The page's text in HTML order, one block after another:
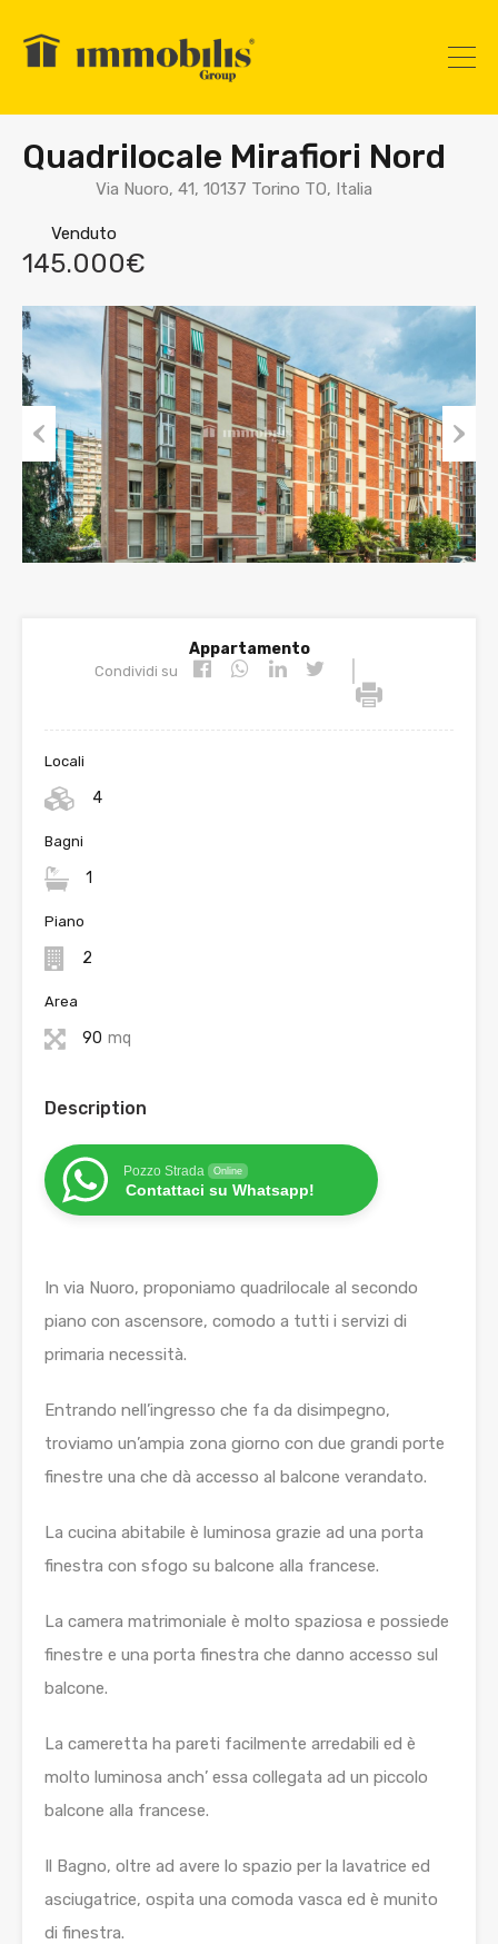
Quadrilocale Mirafiori Nord
Via Nuoro, 41, 10137 Torino TO, Italia
Venduto
145.000€
Prev
ious
Nex
t
Appartamento
Condividi su
Locali
4
Bagni
1
Piano
2
Area
90 mq
Description
Pozzo Strada Online
Contattaci su Whatsapp!
In via Nuoro, proponiamo quadrilocale al secondo
piano con ascensore, comodo a tutti i servizi di
primaria necessità.
Entrando nell’ingresso che fa da disimpegno,
troviamo un’ampia zona giorno con due grandi porte
finestre una che dà accesso al balcone verandato.
La cucina abitabile è luminosa grazie ad una porta
finestra con sfogo su balcone alla francese.
La camera matrimoniale è molto spaziosa e possiede
finestre e una porta finestra che danno accesso sul
balcone.
La cameretta ha pareti facilmente arredabili ed è
molto luminosa anch’ essa collegata ad un piccolo
balcone alla francese.
Il Bagno, oltre ad avere lo spazio per la lavatrice ed
asciugatrice, ospita una comoda vasca ed è munito
di finestra.